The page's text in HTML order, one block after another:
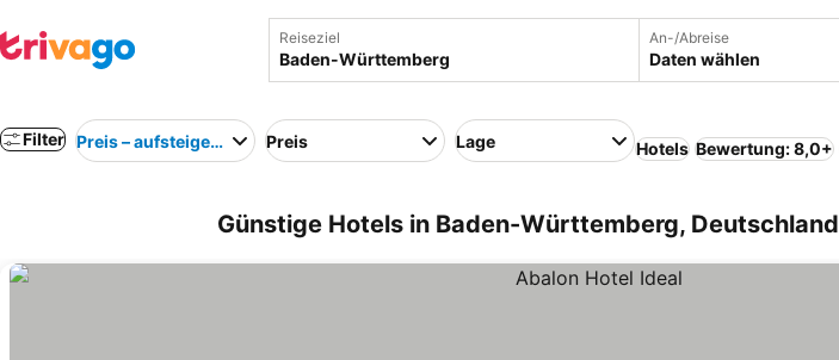
Reiseziel An-/Abreise
Daten wählen
Filter Preis – aufsteigend Preis Lage Hotels Bewertung: 8,0+
Günstige Hotels in Baden-Württemberg, Deutschland